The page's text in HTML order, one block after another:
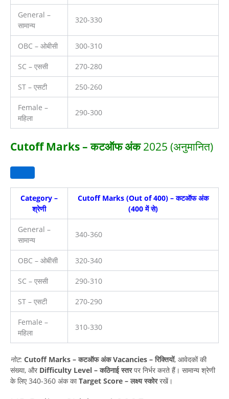
General –
सामान्य
320-330
OBC – ओबीसी 300-310
SC – एससी 270-280
ST – एसटी 250-260
Female –
महिला
290-300
Cutoff Marks – कटऑफ अंक2025 (अनुमानित)
Category –
श्रेणी
Cutoff Marks (Out of 400) – कटऑफ अंक
(400 में से)
General –
सामान्य
340-360
OBC – ओबीसी 320-340
SC – एससी 290-310
ST – एसटी 270-290
Female –
महिला
310-330
नोट: Cutoff Marks – कटऑफ अंक Vacancies – रिक्तियों, आवेदकों की
संख्या, और Difficulty Level – कठिनाई स्तरपर निर्भर करते हैं। सामान्य श्रेणी
के लिए 340-360 अंक काTarget Score – लक्ष्य स्कोररखें।